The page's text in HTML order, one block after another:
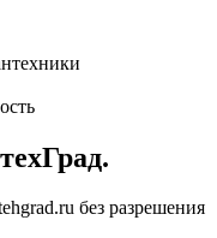
без разрешения